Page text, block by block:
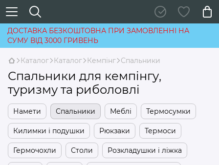
ДОСТАВКА БЕЗКОШТОВНА ПРИ ЗАМОВЛЕННІ НА
СУМУ ВІД 3000 ГРИВЕНЬ
Каталог Каталог Кемпінг Спальники
Спальники для кемпінгу,
туризму та риболовлі
Намети Спальники Меблі Термосумки
Килимки і подушки Рюкзаки Термоси
Гермочохли Столи Розкладушки і ліжка